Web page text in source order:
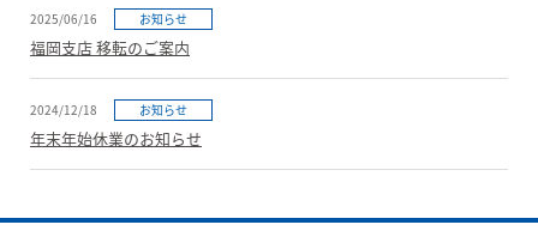
2025/06/16 お知らせ
福岡支店 移転のご案内
2024/12/18 お知らせ
年末年始休業のお知らせ